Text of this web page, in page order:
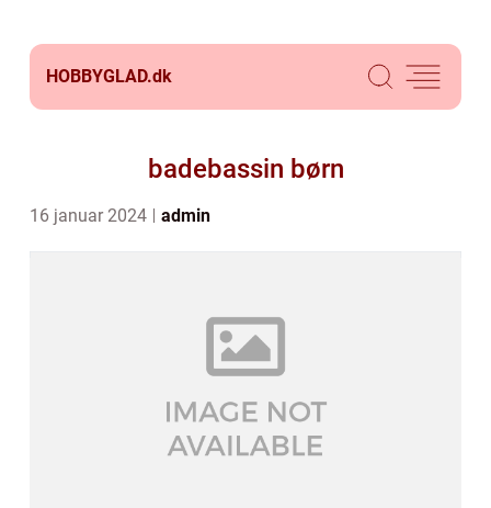
HOBBYGLAD.dk
badebassin børn
16 januar 2024 admin